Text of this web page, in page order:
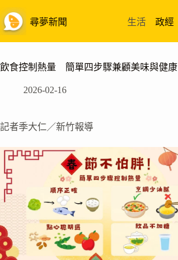
至
主
內
尋夢新聞 生活 政經
飲食控制熱量 簡單四步驟兼顧美味與健康
2026-02-16
記者季大仁／新竹報導